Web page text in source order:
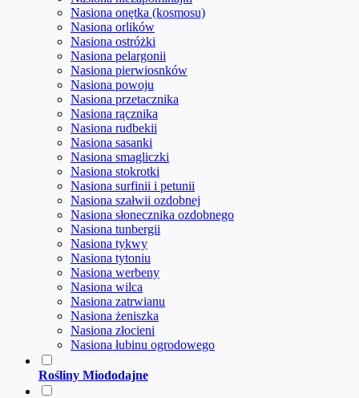
Nasiona onętka (kosmosu)
Nasiona orlików
Nasiona ostróżki
Nasiona pelargonii
Nasiona pierwiosnków
Nasiona powoju
Nasiona przetacznika
Nasiona rącznika
Nasiona rudbekii
Nasiona sasanki
Nasiona smagliczki
Nasiona stokrotki
Nasiona surfinii i petunii
Nasiona szałwii ozdobnej
Nasiona słonecznika ozdobnego
Nasiona tunbergii
Nasiona tykwy
Nasiona tytoniu
Nasiona werbeny
Nasiona wilca
Nasiona zatrwianu
Nasiona żeniszka
Nasiona złocieni
Nasiona łubinu ogrodowego
Rośliny Miododajne